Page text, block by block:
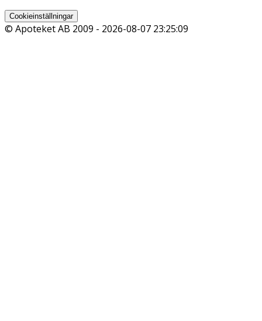
Cookieinställningar
© Apoteket AB 2009 - 2026-08-07 23:25:09